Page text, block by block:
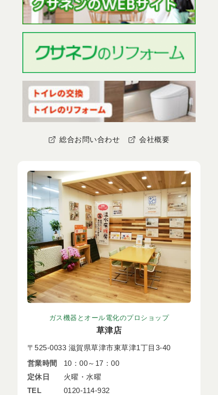
総合お問い合わせ 会社概要
ガス機器とオール電化のプロショップ
草津店
〒525-0033 滋賀県草津市東草津1丁目3-40
営業時間
10：00～17：00
定休日
火曜・水曜
TEL
0120-114-932